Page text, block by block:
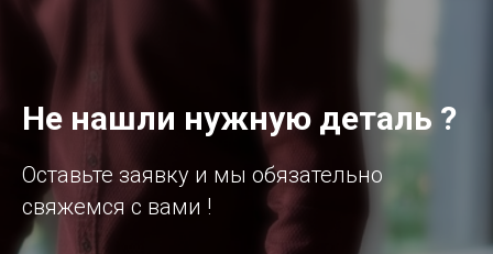
Не нашли нужную деталь ?
Оставьте заявку и мы обязательно
свяжемся с вами !